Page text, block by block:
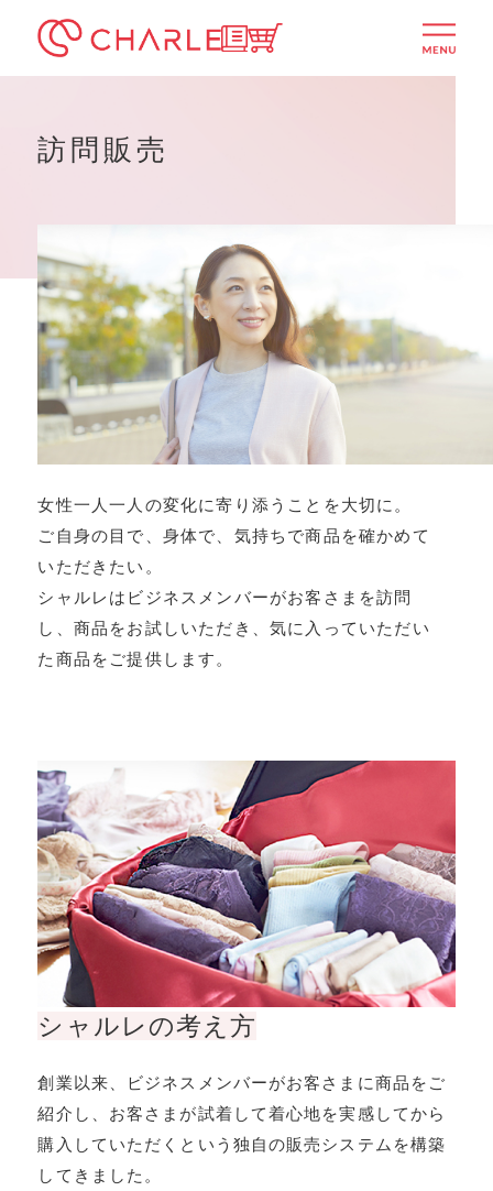
ITSUMOTTO
シャルレ公式通販サイト
訪問販売
女性一人一人の変化に寄り添うことを大切に。
ご自身の目で、身体で、気持ちで商品を確かめて
いただきたい。
シャルレはビジネスメンバーがお客さまを訪問
し、商品をお試しいただき、気に入っていただい
た商品をご提供します。
シャルレの考え⽅
創業以来、ビジネスメンバーがお客さまに商品をご
紹介し、お客さまが試着して着⼼地を実感してから
購⼊していただくという独⾃の販売システムを構築
してきました。